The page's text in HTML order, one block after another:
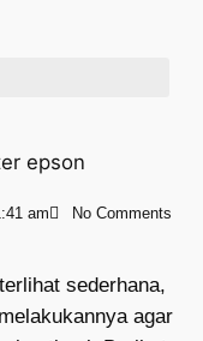
am No Comments
sederhana,
agar